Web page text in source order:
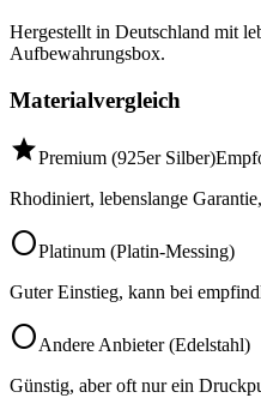
Hergestellt in Deutschland mit
Aufbewahrungsbox.
Materialvergleich
starPremium (925er Silber)
Rhodiniert, lebenslange
circlePlatinum (Platin-Messing)
Guter Einstieg, kann bei
circleAndere Anbieter (Edelstahl)
Günstig, aber oft nur ein